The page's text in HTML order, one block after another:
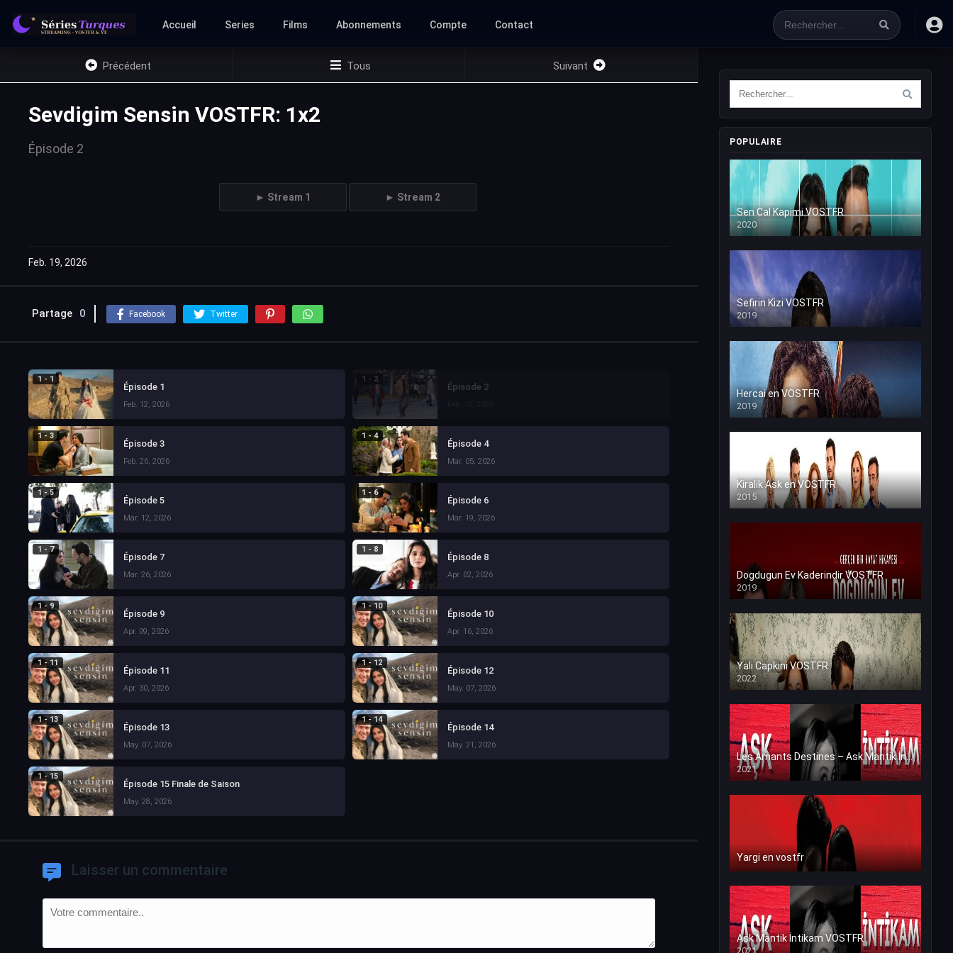
Accueil Series Films Abonnements Compte Contact
Précédent Tous Suivant
Sevdigim Sensin VOSTFR: 1x2
Épisode 2
► Stream 1 ► Stream 2
Feb. 19, 2026
Partage 0 Facebook Twitter
1 - 1
Épisode 1
Feb. 12, 2026
1 - 2
Épisode 2
1 - 3
Épisode 3
Feb. 26, 2026
1 - 4
Épisode 4
Mar. 05, 2026
1 - 5
Épisode 5
Mar. 12, 2026
1 - 6
Épisode 6
Mar. 19, 2026
1 - 7
Épisode 7
Mar. 26, 2026
1 - 8
Épisode 8
Apr. 02, 2026
1 - 9
Épisode 9
Apr. 09, 2026
1 - 10
Épisode 10
Apr. 16, 2026
1 - 11
Épisode 11
Apr. 30, 2026
1 - 12
Épisode 12
May. 07, 2026
1 - 13
Épisode 13
May. 07, 2026
1 - 14
Épisode 14
May. 21, 2026
1 - 15
Épisode 15 Finale de Saison
May. 28, 2026
Laisser un commentaire
POPULAIRE
Sen Cal Kapimi VOSTFR
2020
Sefirin Kizi VOSTFR
2019
Hercai en VOSTFR
2019
Kiralik Ask en VOSTFR
2015
Dogdugun Ev Kaderindir VOSTFR
2019
Yali Capkini VOSTFR
2022
Les Amants Destines – Ask Mantik İntikam en VF (Voix Francaise)
2021
Yargi en vostfr
Ask Mantik İntikam VOSTFR
2021